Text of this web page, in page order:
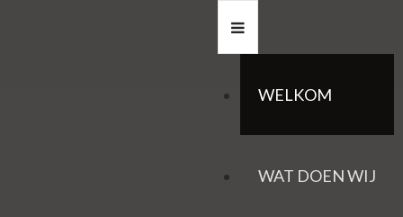
WELKOM
WAT DOEN WIJ